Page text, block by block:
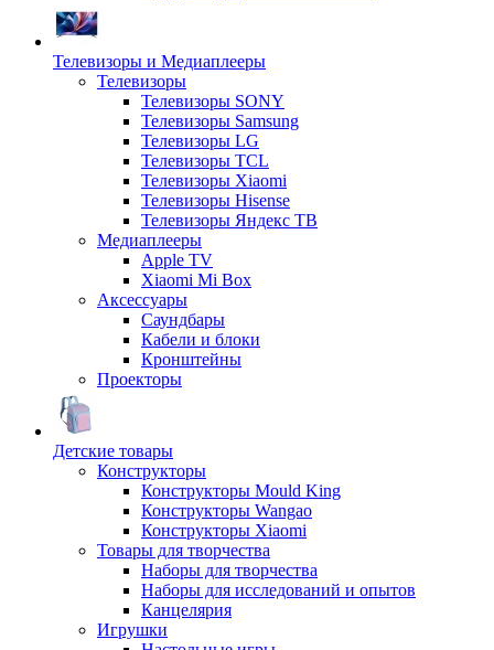
Телевизоры и Медиаплееры
Телевизоры
Телевизоры SONY
Телевизоры Samsung
Телевизоры LG
Телевизоры TCL
Телевизоры Xiaomi
Телевизоры Hisense
Телевизоры Яндекс ТВ
Медиаплееры
Apple TV
Xiaomi Mi Box
Аксессуары
Саундбары
Кабели и блоки
Кронштейны
Проекторы
Детские товары
Конструкторы
Конструкторы Mould King
Конструкторы Wangao
Конструкторы Xiaomi
Товары для творчества
Наборы для творчества
Наборы для исследований и опытов
Канцелярия
Игрушки